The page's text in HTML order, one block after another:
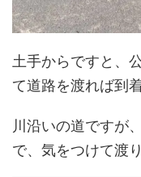
土手からですと、
て道路を渡れば到着
川沿いの道ですが
で、気をつけて渡